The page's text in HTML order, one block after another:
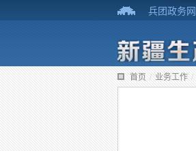
兵团政务网
首页 / 业务工作 /